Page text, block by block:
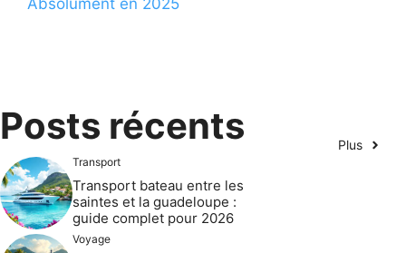
Absolument en 2025
Posts récents Plus
Transport
Transport bateau entre les
saintes et la guadeloupe :
guide complet pour 2026
Voyage